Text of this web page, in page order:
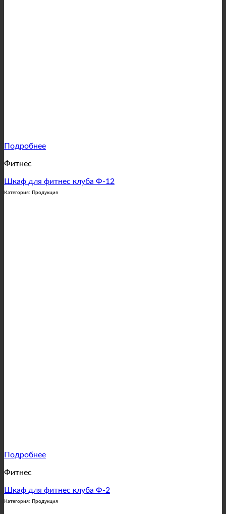
Подробнее
Фитнес
Шкаф для фитнес клуба Ф-12
Категория: Продукция
Подробнее
Фитнес
Шкаф для фитнес клуба Ф-2
Категория: Продукция